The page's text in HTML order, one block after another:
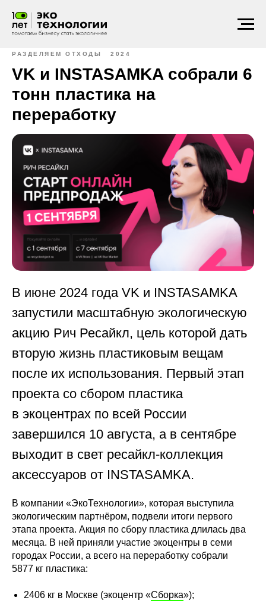
РАЗДЕЛЯЕМ ОТХОДЫ 2024
VK и INSTASAMKA собрали 6
тонн пластика на
переработку
В июне 2024 года VK и INSTASAMKA
запустили масштабную экологическую
акцию Рич Ресайкл, цель которой дать
вторую жизнь пластиковым вещам
после их использования. Первый этап
проекта со сбором пластика
в экоцентрах по всей России
завершился 10 августа, а в сентябре
выходит в свет ресайкл-коллекция
аксессуаров от INSTASAMKA.
В компании «ЭкоТехнологии», которая выступила
экологическим партнёром, подвели итоги первого
этапа проекта. Акция по сбору пластика длилась два
месяца. В ней приняли участие экоцентры в семи
городах России, а всего на переработку собрали
5877 кг пластика:
2406 кг в Москве (экоцентр «Сборка»);